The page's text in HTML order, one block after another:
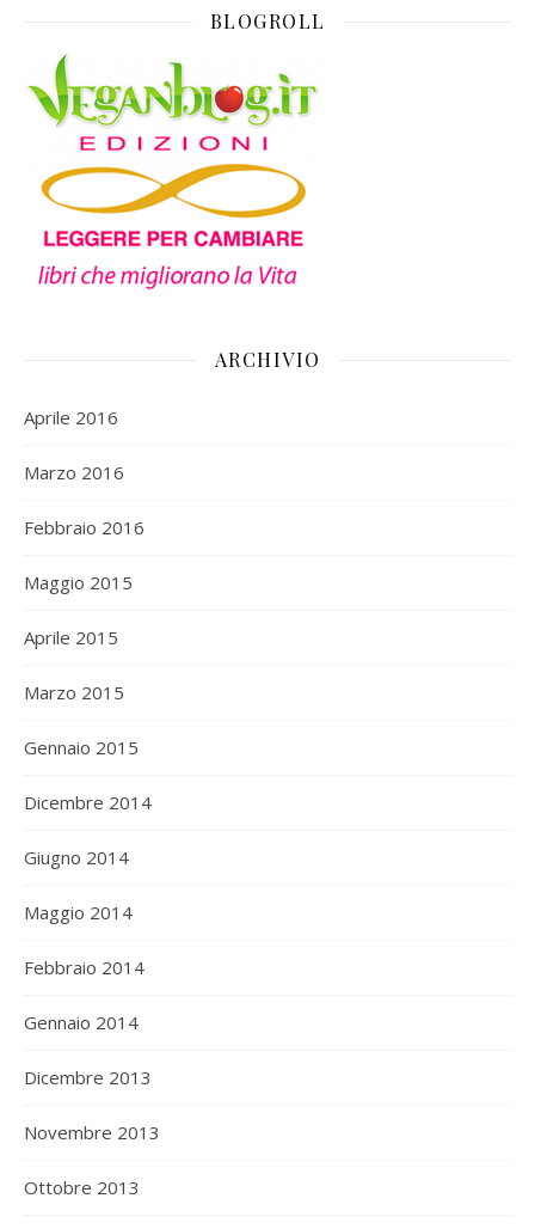
BLOGROLL
ARCHIVIO
Aprile 2016
Marzo 2016
Febbraio 2016
Maggio 2015
Aprile 2015
Marzo 2015
Gennaio 2015
Dicembre 2014
Giugno 2014
Maggio 2014
Febbraio 2014
Gennaio 2014
Dicembre 2013
Novembre 2013
Ottobre 2013